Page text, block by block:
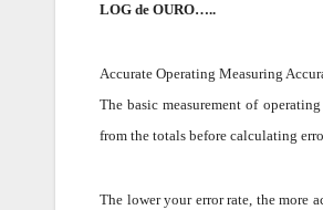
LOG de OURO…..
Accurate Operating Measuring
The basic measurement of
from the totals before calculating
The lower your error rate, the more